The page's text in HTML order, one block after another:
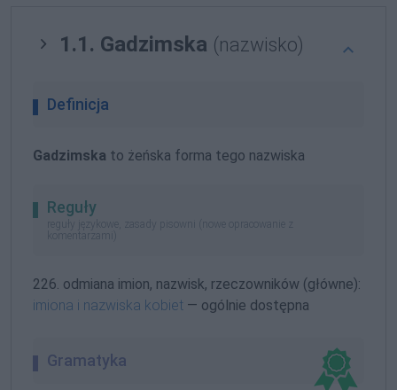
1.1. Gadzimska (nazwisko)
Definicja
Gadzimska to żeńska forma tego nazwiska
Reguły
reguły językowe, zasady pisowni (nowe opracowanie z
komentarzami)
226. odmiana imion, nazwisk, rzeczowników (główne):
imiona i nazwiska kobiet — ogólnie dostępna
Gramatyka